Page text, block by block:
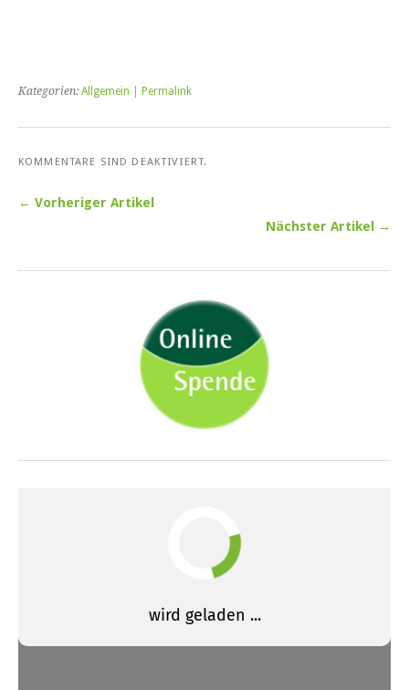
Kategorien: Allgemein Permalink
KOMMENTARE SIND DEAKTIVIERT.
← Vorheriger Artikel
Nächster Artikel →